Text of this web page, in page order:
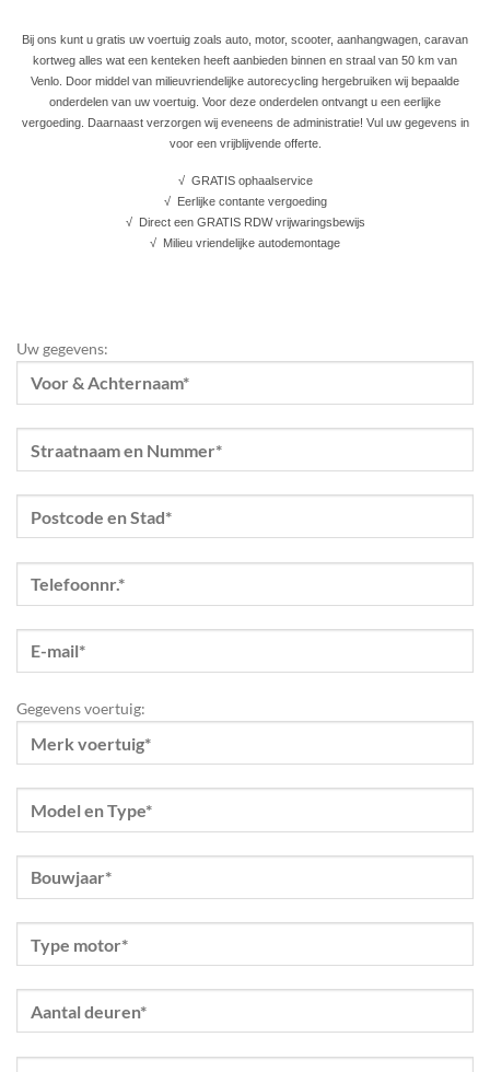
Bij ons kunt u gratis uw voertuig zoals auto, motor, scooter, aanhangwagen, caravan
kortweg alles wat een kenteken heeft aanbieden binnen en straal van 50 km van
Venlo. Door middel van milieuvriendelijke autorecycling hergebruiken wij bepaalde
onderdelen van uw voertuig. Voor deze onderdelen ontvangt u een eerlijke
vergoeding. Daarnaast verzorgen wij eveneens de administratie! Vul uw gegevens in
voor een vrijblijvende offerte.
√ GRATIS ophaalservice
√ Eerlijke contante vergoeding
√ Direct een GRATIS RDW vrijwaringsbewijs
√ Milieu vriendelijke autodemontage
Uw gegevens:
Gegevens voertuig: